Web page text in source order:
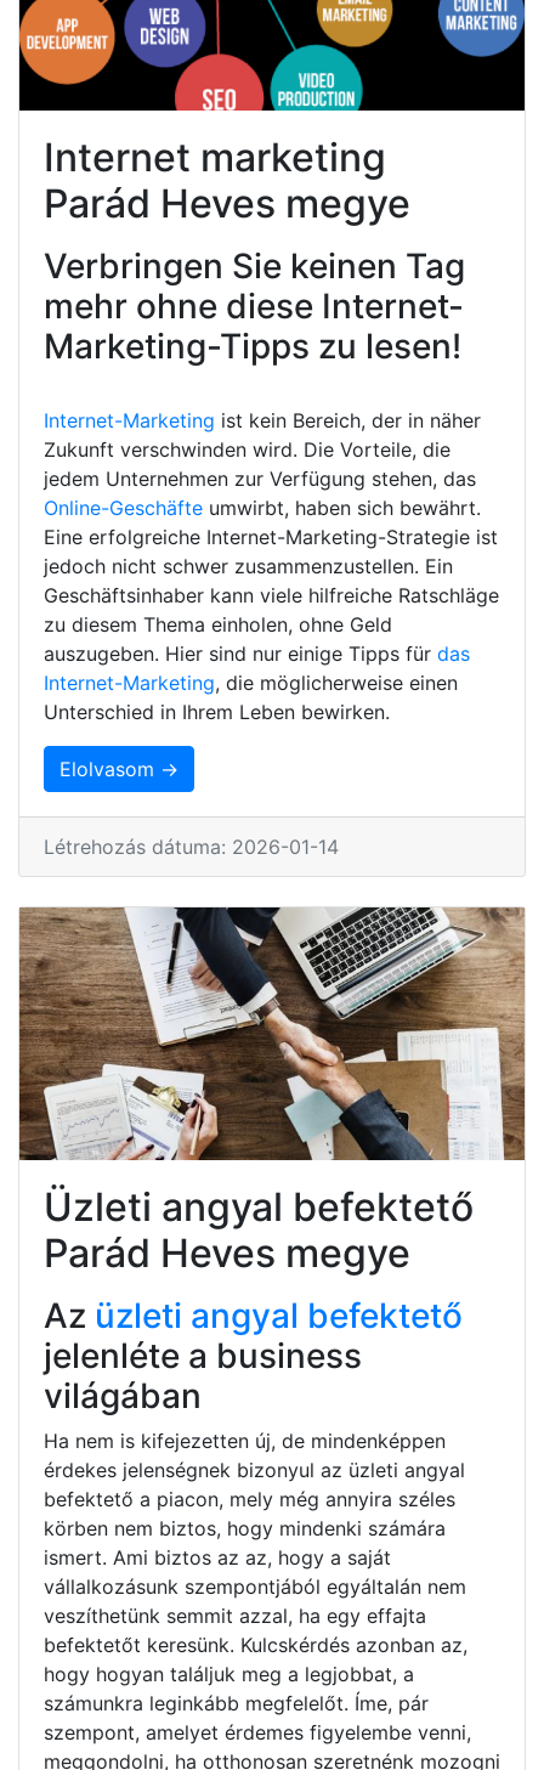
Internet marketing
Parád Heves megye
Verbringen Sie keinen Tag
mehr ohne diese Internet-
Marketing-Tipps zu lesen!
Internet-Marketing ist kein Bereich, der in näher
Zukunft verschwinden wird. Die Vorteile, die
jedem Unternehmen zur Verfügung stehen, das
Online-Geschäfte umwirbt, haben sich bewährt.
Eine erfolgreiche Internet-Marketing-Strategie ist
jedoch nicht schwer zusammenzustellen. Ein
Geschäftsinhaber kann viele hilfreiche Ratschläge
zu diesem Thema einholen, ohne Geld
auszugeben. Hier sind nur einige Tipps für das
Internet-Marketing, die möglicherweise einen
Unterschied in Ihrem Leben bewirken.
Elolvasom →
Létrehozás dátuma: 2026-01-14
Üzleti angyal befektető
Parád Heves megye
Az üzleti angyal befektető
jelenléte a business
világában
Ha nem is kifejezetten új, de mindenképpen
érdekes jelenségnek bizonyul az üzleti angyal
befektető a piacon, mely még annyira széles
körben nem biztos, hogy mindenki számára
ismert. Ami biztos az az, hogy a saját
vállalkozásunk szempontjából egyáltalán nem
veszíthetünk semmit azzal, ha egy effajta
befektetőt keresünk. Kulcskérdés azonban az,
hogy hogyan találjuk meg a legjobbat, a
számunkra leginkább megfelelőt. Íme, pár
szempont, amelyet érdemes figyelembe venni,
meggondolni, ha otthonosan szeretnénk mozogni